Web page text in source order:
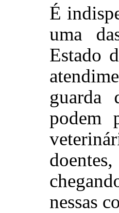
É
uma
Estado
guarda
podem
nessas